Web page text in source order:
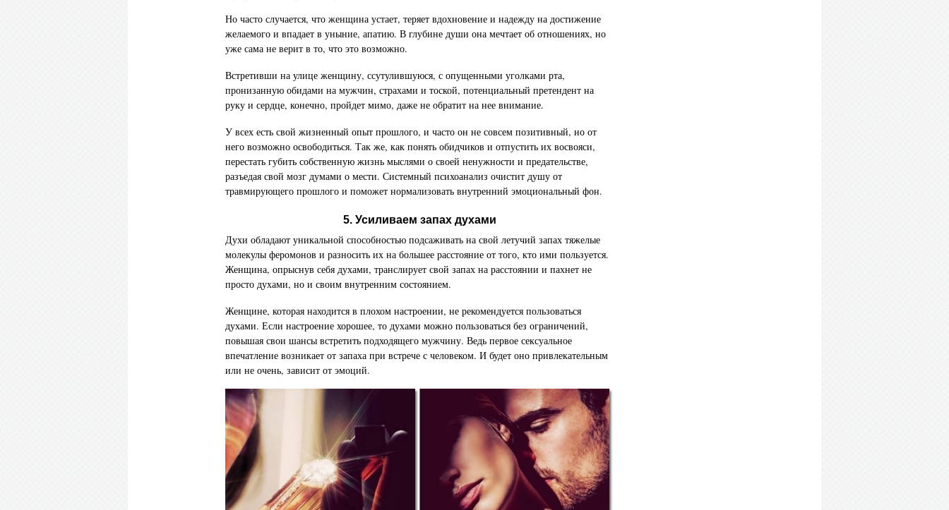
Но часто случается, что женщина устает, теряет вдохновение и надежду на достижение
желаемого и впадает в уныние, апатию. В глубине души она мечтает об отношениях, но
уже сама не верит в то, что это возможно.
Встретивши на улице женщину, ссутулившуюся, с опущенными уголками рта,
пронизанную обидами на мужчин, страхами и тоской, потенциальный претендент на
руку и сердце, конечно, пройдет мимо, даже не обратит на нее внимание.
У всех есть свой жизненный опыт прошлого, и часто он не совсем позитивный, но от
него возможно освободиться. Так же, как понять обидчиков и отпустить их восвояси,
перестать губить собственную жизнь мыслями о своей ненужности и предательстве,
разъедая свой мозг думами о мести. Системный психоанализ очистит душу от
травмирующего прошлого и поможет нормализовать внутренний эмоциональный фон.
5. Усиливаем запах духами
Духи обладают уникальной способностью подсаживать на свой летучий запах тяжелые
молекулы феромонов и разносить их на большее расстояние от того, кто ими пользуется.
Женщина, опрыснув себя духами, транслирует свой запах на расстоянии и пахнет не
просто духами, но и своим внутренним состоянием.
Женщине, которая находится в плохом настроении, не рекомендуется пользоваться
духами. Если настроение хорошее, то духами можно пользоваться без ограничений,
повышая свои шансы встретить подходящего мужчину. Ведь первое сексуальное
впечатление возникает от запаха при встрече с человеком. И будет оно привлекательным
или не очень, зависит от эмоций.